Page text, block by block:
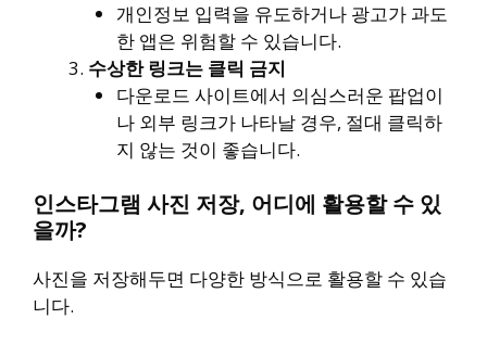
개인정보 입력을 유도하거나 광고가 과도
한 앱은 위험할 수 있습니다.
수상한 링크는 클릭 금지
다운로드 사이트에서 의심스러운 팝업이
나 외부 링크가 나타날 경우, 절대 클릭하
지 않는 것이 좋습니다.
인스타그램 사진 저장, 어디에 활용할 수 있
을까?
사진을 저장해두면 다양한 방식으로 활용할 수 있습
니다.